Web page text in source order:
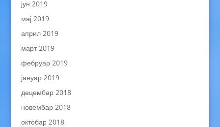
јун 2019
мај 2019
април 2019
март 2019
фебруар 2019
јануар 2019
децембар 2018
новембар 2018
октобар 2018